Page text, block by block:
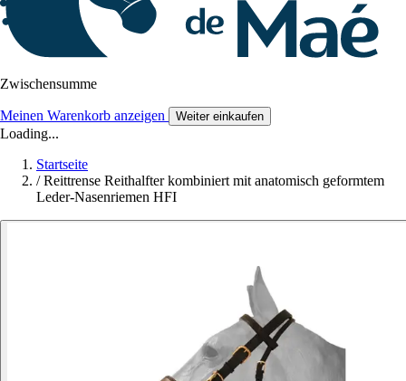
Zwischensumme
Meinen Warenkorb anzeigen Weiter einkaufen
Loading...
Startseite
/ Reittrense Reithalfter kombiniert mit anatomisch geformtem
Leder-Nasenriemen HFI